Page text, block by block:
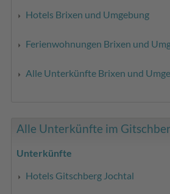
Hotels Brixen und Umgebung
Ferienwohnungen Brixen und
Alle Unterkünfte Brixen und
Alle Unterkünfte im
Unterkünfte
Hotels Gitschberg Jochtal